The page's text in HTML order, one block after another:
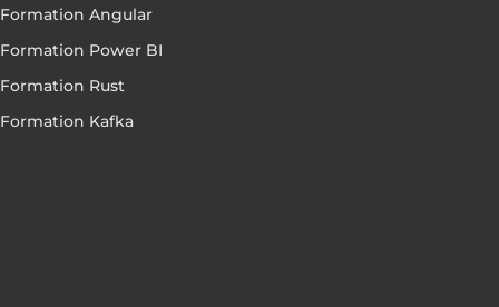
Formation Angular
Formation Power BI
Formation Rust
Formation Kafka